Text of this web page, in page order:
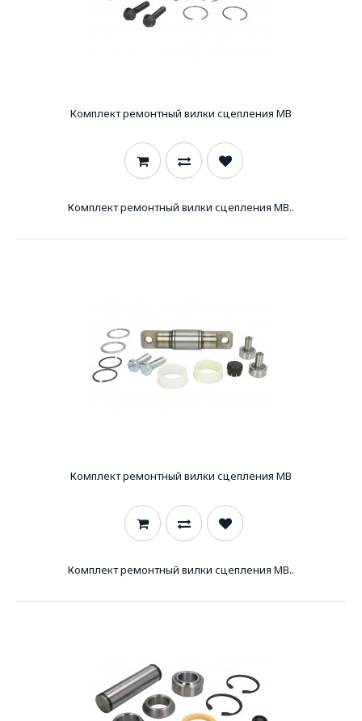
Комплект ремонтный вилки сцепления MB
Комплект ремонтный вилки сцепления MB..
Комплект ремонтный вилки сцепления MB
Комплект ремонтный вилки сцепления MB..